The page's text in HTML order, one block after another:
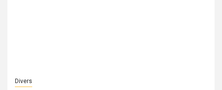
Divers